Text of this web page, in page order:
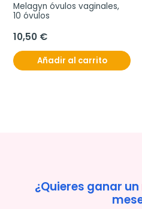
Melagyn óvulos vaginales,
10 óvulos
10,50 €
Añadir al carrito
¿Quieres ganar un